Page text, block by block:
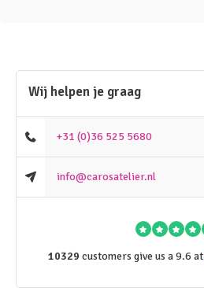
Wij helpen je graag
+31 (0)36 525 5680
info@carosatelier.nl
10329 customers give us a 9.6 at